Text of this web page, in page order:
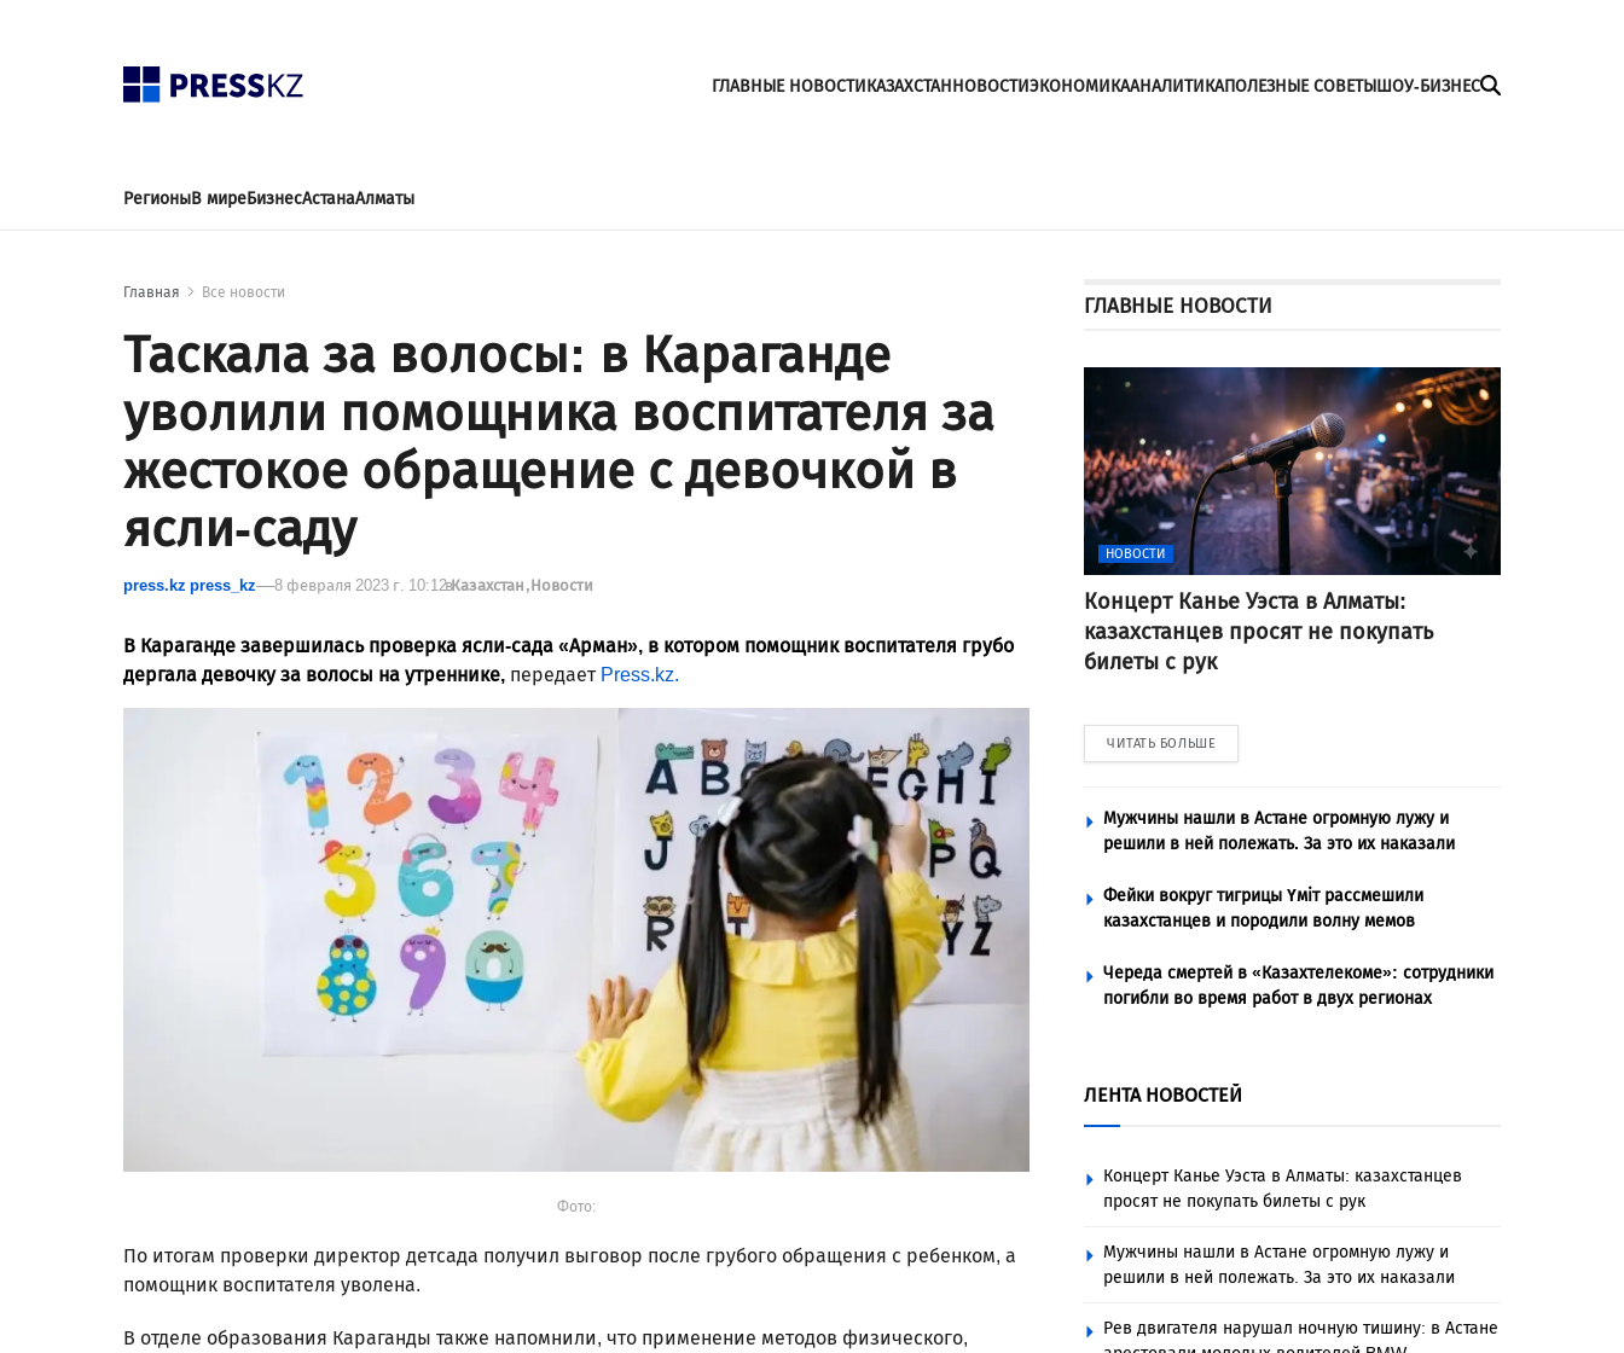
ГЛАВНЫЕ НОВОСТИКАЗАХСТАННОВОСТИЭКОНОМИКААНАЛИТИКАПОЛЕЗНЫЕ СОВЕТЫШОУ-БИЗНЕС
РегионыВ миреБизнесАстанаАлматы
Главная Все новости
Таскала за волосы: в Караганде
уволили помощника воспитателя за
жестокое обращение с девочкой в
ясли-саду
press.kz press_kz 8 февраля 2023 г. 10:12вКазахстан Новости
В Караганде завершилась проверка ясли-сада «Арман», в котором помощник воспитателя грубо
дергала девочку за волосы на утреннике, передает Press.kz.
Фото:
По итогам проверки директор детсада получил выговор после грубого обращения с ребенком, а
помощник воспитателя уволена.
В отделе образования Караганды также напомнили, что применение методов физического,
ГЛАВНЫЕ НОВОСТИ
НОВОСТИ
Концерт Канье Уэста в Алматы:
казахстанцев просят не покупать
билеты с рук
ЧИТАТЬ БОЛЬШЕ
Мужчины нашли в Астане огромную лужу и
решили в ней полежать. За это их наказали
Фейки вокруг тигрицы Үміт рассмешили
казахстанцев и породили волну мемов
Череда смертей в «Казахтелекоме»: сотрудники
погибли во время работ в двух регионах
ЛЕНТА НОВОСТЕЙ
Концерт Канье Уэста в Алматы: казахстанцев
просят не покупать билеты с рук
Мужчины нашли в Астане огромную лужу и
решили в ней полежать. За это их наказали
Рев двигателя нарушал ночную тишину: в Астане